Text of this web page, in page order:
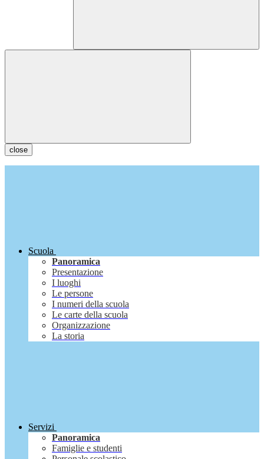
close
Scuola
Panoramica
Presentazione
I luoghi
Le persone
I numeri della scuola
Le carte della scuola
Organizzazione
La storia
Servizi
Panoramica
Famiglie e studenti